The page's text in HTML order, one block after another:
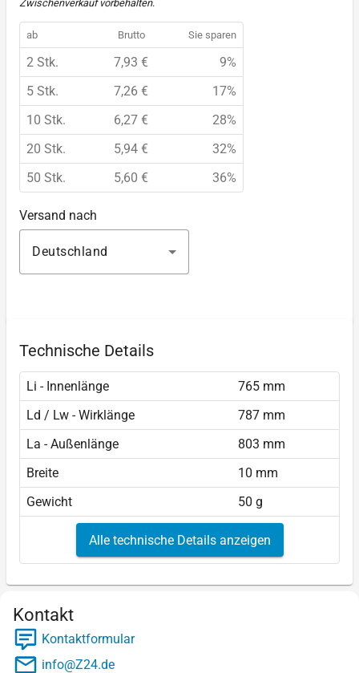
Zwischenverkauf vorbehalten.
ab Brutto Sie sparen
2 Stk. 7,93 €
9%
5 Stk.
7,26 €
17%
10 Stk.
6,27 €
28%
20 Stk.
5,94 €
32%
50 Stk.
5,60 € 36%
Versand nach
Deutschland
Technische Details
Li - Innenlänge
765 mm
Ld / Lw - Wirklänge
787 mm
La - Außenlänge
803 mm
Breite
10 mm
Gewicht
50 g
Alle technische Details anzeigen
Kontakt
Kontaktformular
info@Z24.de